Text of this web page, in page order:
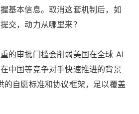
基本信息。取消这套机制后，如
交，动力从哪里来？
的审批门槛会削弱美国在全球 AI
中国等竞争对手快速推进的背景
的自愿标准和协议框架，足以覆盖